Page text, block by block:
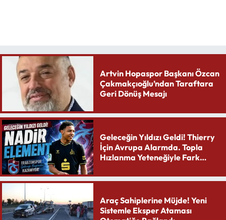
Artvin Hopaspor Başkanı Özcan
Çakmakçıoğlu’ndan Taraftara
Geri Dönüş Mesajı
Geleceğin Yıldızı Geldi! Thierry
İçin Avrupa Alarmda. Topla
Hızlanma Yeteneğiyle Fark
Araç Sahiplerine Müjde! Yeni
Sistemle Eksper Ataması